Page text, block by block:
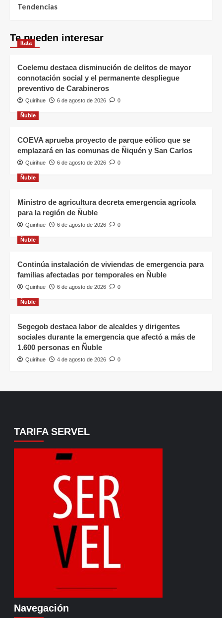
Tendencias
Te pueden interesar
Itata
Coelemu destaca disminución de delitos de mayor
connotación social y el permanente despliegue
preventivo de Carabineros
Quirihue 6 de agosto de 2026 0
Ñuble
COEVA aprueba proyecto de parque eólico que se
emplazará en las comunas de Ñiquén y San Carlos
Quirihue 6 de agosto de 2026 0
Ñuble
Ministro de agricultura decreta emergencia agrícola
para la región de Ñuble
Quirihue 6 de agosto de 2026 0
Ñuble
Continúa instalación de viviendas de emergencia para
familias afectadas por temporales en Ñuble
Quirihue 6 de agosto de 2026 0
Ñuble
Segegob destaca labor de alcaldes y dirigentes
sociales durante la emergencia que afectó a más de
1.600 personas en Ñuble
Quirihue 4 de agosto de 2026 0
TARIFA SERVEL
Navegación